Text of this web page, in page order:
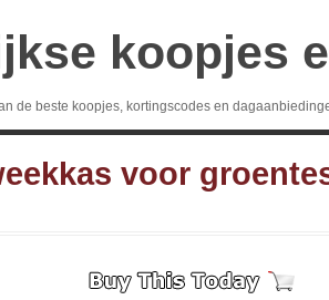
koopjes
de beste koopjes, kortingscodes en
voor